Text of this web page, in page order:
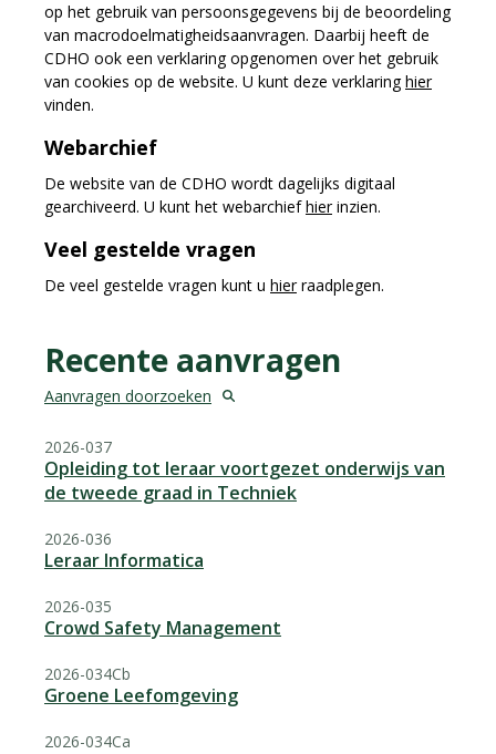
op het gebruik van persoonsgegevens bij de beoordeling
van macrodoelmatigheidsaanvragen. Daarbij heeft de
CDHO ook een verklaring opgenomen over het gebruik
van cookies op de website. U kunt deze verklaringhier
vinden.
Webarchief
De website van de CDHO wordt dagelijks digitaal
gearchiveerd. U kunt het webarchiefhierinzien.
Veel gestelde vragen
De veel gestelde vragen kunt u hierraadplegen.
Recente aanvragen
Aanvragen doorzoeken
Opleiding tot leraar voortgezet onderwijs van
de tweede graad in Techniek
2026-037
Leraar Informatica
2026-036
Crowd Safety Management
2026-035
Groene Leefomgeving
2026-034Cb
2026-034Ca